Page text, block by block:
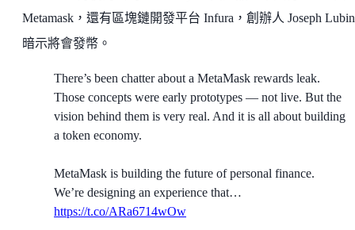
Metamask，還有區塊鏈開發平台 Infura，創辦人 Joseph
暗示將會發幣。
There’s been chatter about a MetaMask rewards leak.
Those concepts were early prototypes — not live. But the
vision behind them is very real. And it is all about building
a token economy.
MetaMask is building the future of personal finance.
We’re designing an experience that…
https://t.co/ARa6714wOw